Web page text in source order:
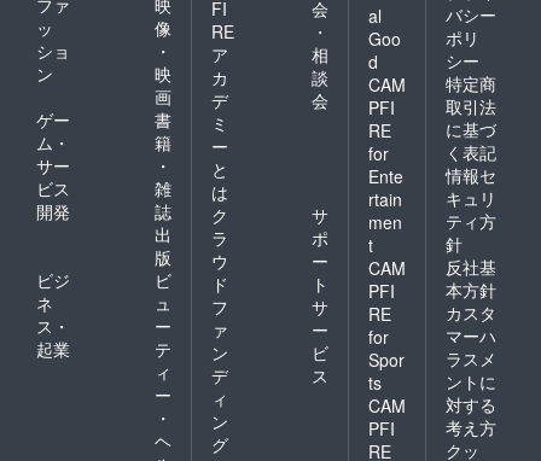
ッ
ショ
ン
像
・
映
画
ゲー
ム・
サー
ビス
開発
書
籍
・
雑
誌
出
版
ビジ
ネ
ス・
起業
ビ
ュ
ー
テ
ィ
ー
・
ヘ
FI
RE
ア
カ
デ
ミ
ー
と
は
会
・
相
談
会
ク
ラ
ウ
ド
フ
ァ
ン
デ
ィ
ン
グ
サ
ポ
ー
ト
サ
ー
ビ
ス
al
Goo
d
CAM
PFI
RE
for
Ente
rtain
men
t
CAM
PFI
RE
for
Spor
ts
CAM
PFI
RE
バシー
ポリ
シー
特定商
取引法
に基づ
く表記
情報セ
キュリ
ティ方
針
反社基
本方針
カスタ
マーハ
ラスメ
ントに
対する
考え方
クッ